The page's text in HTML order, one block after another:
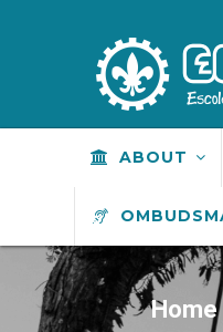
MAIN
NAVIGATION
ABOUT
Home